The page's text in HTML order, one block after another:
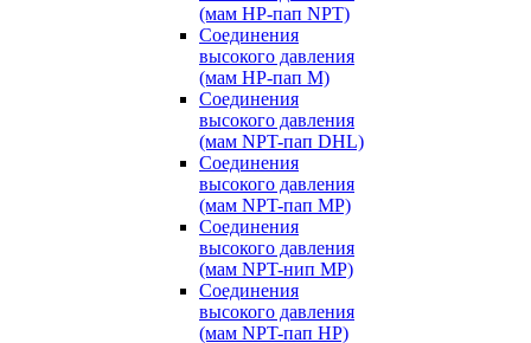
(мам HP-пап NPT)
Соединения
высокого давления
(мам HP-пап M)
Соединения
высокого давления
(мам NPT-пап DHL)
Соединения
высокого давления
(мам NPT-пап MP)
Соединения
высокого давления
(мам NPT-нип MP)
Соединения
высокого давления
(мам NPT-пап HP)